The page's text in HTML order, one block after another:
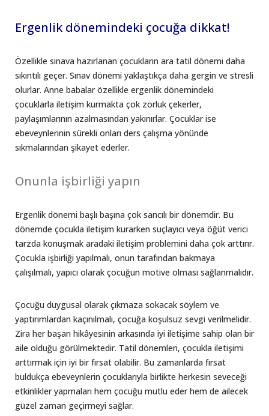
Ergenlik dönemindeki çocuğa dikkat!
Özellikle sınava hazırlanan çocukların ara tatil dönemi daha
sıkıntılı geçer. Sınav dönemi yaklaştıkça daha gergin ve stresli
olurlar. Anne babalar özellikle ergenlik dönemindeki
çocuklarla iletişim kurmakta çok zorluk çekerler,
paylaşımlarının azalmasından yakınırlar. Çocuklar ise
ebeveynlerinin sürekli onları ders çalışma yönünde
sıkmalarından şikayet ederler.
Onunla işbirliği yapın
Ergenlik dönemi başlı başına çok sancılı bir dönemdir. Bu
dönemde çocukla iletişim kurarken suçlayıcı veya öğüt verici
tarzda konuşmak aradaki iletişim problemini daha çok arttırır.
Çocukla işbirliği yapılmalı, onun tarafından bakmaya
çalışılmalı, yapıcı olarak çocuğun motive olması sağlanmalıdır.
Çocuğu duygusal olarak çıkmaza sokacak söylem ve
yaptırımlardan kaçınılmalı, çocuğa koşulsuz sevgi verilmelidir.
Zira her başarı hikâyesinin arkasında iyi iletişime sahip olan bir
aile olduğu görülmektedir. Tatil dönemleri, çocukla iletişimi
arttırmak için iyi bir fırsat olabilir. Bu zamanlarda fırsat
buldukça ebeveynlerin çocuklarıyla birlikte herkesin seveceği
etkinlikler yapmaları hem çocuğu mutlu eder hem de ailecek
güzel zaman geçirmeyi sağlar.